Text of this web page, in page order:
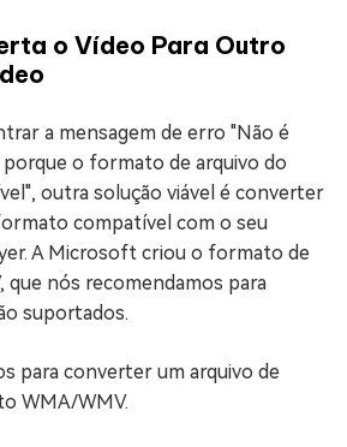
o Vídeo Para Outro
a mensagem de erro "Não é
o formato de arquivo do
outra solução viável é converter
compatível com o seu
A Microsoft criou o formato de
que nós recomendamos para
suportados.
para converter um arquivo de
WMA/WMV.